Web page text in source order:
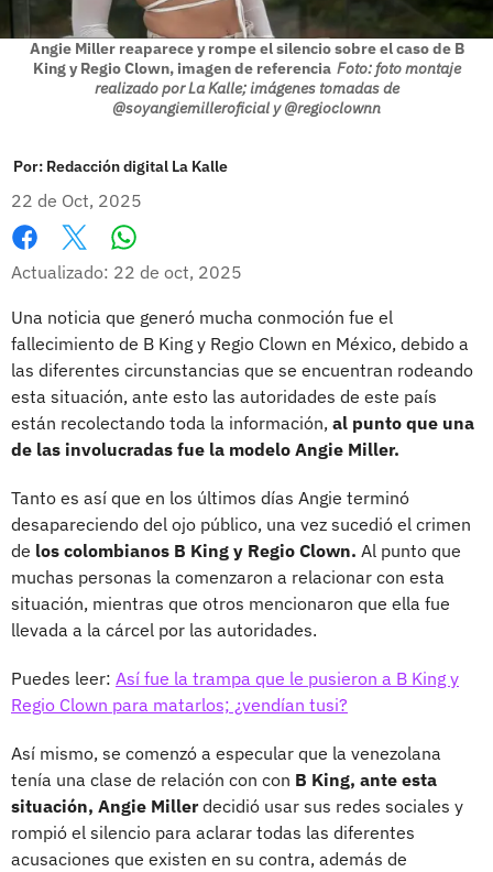
Angie Miller reaparece y rompe el silencio sobre el caso de B
King y Regio Clown, imagen de referencia Foto: foto montaje
realizado por La Kalle; imágenes tomadas de
@soyangiemilleroficial y @regioclownn
Por: Redacción digital La Kalle
22 de Oct, 2025
Facebook
X
Actualizado: 22 de oct, 2025
Una noticia que generó mucha conmoción fue el
fallecimiento de B King y Regio Clown en México, debido a
las diferentes circunstancias que se encuentran rodeando
esta situación, ante esto las autoridades de este país
están recolectando toda la información, al punto que una
de las involucradas fue la modelo Angie Miller.
Tanto es así que en los últimos días Angie terminó
desapareciendo del ojo público, una vez sucedió el crimen
de los colombianos B King y Regio Clown. Al punto que
muchas personas la comenzaron a relacionar con esta
situación, mientras que otros mencionaron que ella fue
llevada a la cárcel por las autoridades.
Puedes leer: Así fue la trampa que le pusieron a B King y
Regio Clown para matarlos; ¿vendían tusi?
Así mismo, se comenzó a especular que la venezolana
tenía una clase de relación con con B King, ante esta
situación, Angie Millerdecidió usar sus redes sociales y
rompió el silencio para aclarar todas las diferentes
acusaciones que existen en su contra, además de